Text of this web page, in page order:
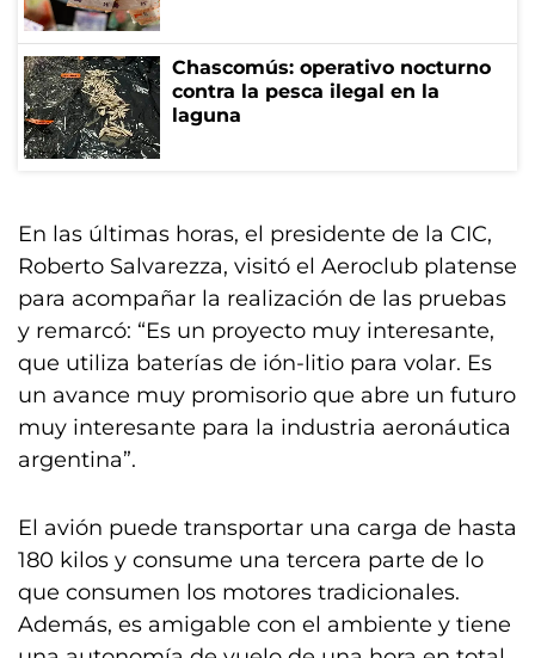
Chascomús: operativo nocturno
contra la pesca ilegal en la
laguna
En las últimas horas, el presidente de la CIC,
Roberto Salvarezza, visitó el Aeroclub platense
para acompañar la realización de las pruebas
y remarcó: “Es un proyecto muy interesante,
que utiliza baterías de ión-litio para volar. Es
un avance muy promisorio que abre un futuro
muy interesante para la industria aeronáutica
argentina”.
El avión puede transportar una carga de hasta
180 kilos y consume una tercera parte de lo
que consumen los motores tradicionales.
Además, es amigable con el ambiente y tiene